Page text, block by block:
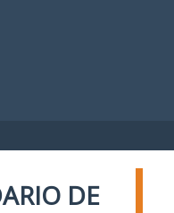
DE